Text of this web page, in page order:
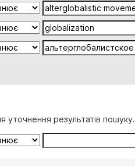
уточнення результатів пошуку.